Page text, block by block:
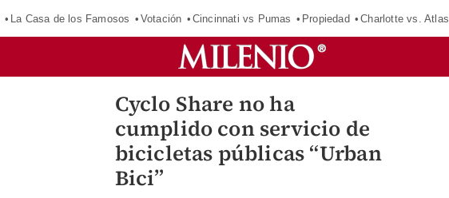
La Casa de los Famosos Votación Cincinnati vs Pumas Propiedad Charlotte vs. Atlas
Cyclo Share no ha
cumplido con servicio de
bicicletas públicas “Urban
Bici”